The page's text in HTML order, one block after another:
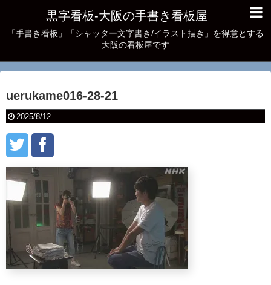
黒字看板‐大阪の手書き看板屋
「手書き看板」「シャッター文字書き/イラスト描き」を得意とする
大阪の看板屋です
uerukame016-28-21
2025/8/12